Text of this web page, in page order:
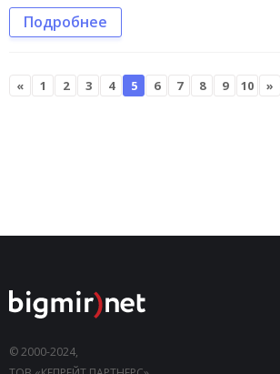
Подробнее
« 1 2 3 4 5 6 7 8 9 10 »
© 2000-2024,